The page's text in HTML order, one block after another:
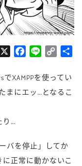
c
n
e
p
L
XAMPPを使ってい
まにエッ…となるこ
り…
バを停止」してか
正常に動かないこ